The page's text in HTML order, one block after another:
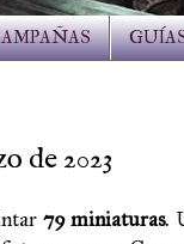
de 2023
79 miniaturas.